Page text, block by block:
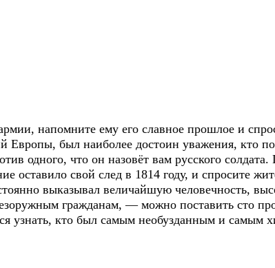
напомните ему его славное прошлое и
Европы, был наиболее достоин уважения, кто
одного, что он назовёт вам русского
оставило свой след в 1814 году, и спросите
выказывал величайшую человечность,
гражданам, — можно поставить сто
узнать, кто был самым необузданным и